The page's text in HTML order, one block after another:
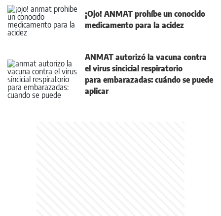
¡Ojo! ANMAT prohíbe un conocido
medicamento para la acidez
ANMAT autorizó la vacuna contra
el virus sincicial respiratorio
para embarazadas: cuándo se puede
aplicar